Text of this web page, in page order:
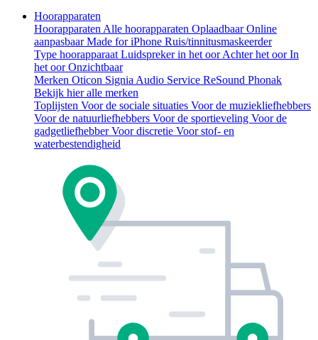
Hoorapparaten
Hoorapparaten Alle hoorapparaten OplaadbaarOnline
aanpasbaarMade for iPhone Ruis/tinnitusmaskeerder
Type hoorapparaat Luidspreker in het oorAchter het oorIn
het oorOnzichtbaar
Merken Oticon Signia Audio Service ReSound Phonak
Bekijk hier alle merken
Toplijsten Voor de sociale situaties Voor de muziekliefhebbers
Voor de natuurliefhebbers Voor de sportieveling Voor de
gadgetliefhebberVoor discretie Voor stof- en
waterbestendigheid